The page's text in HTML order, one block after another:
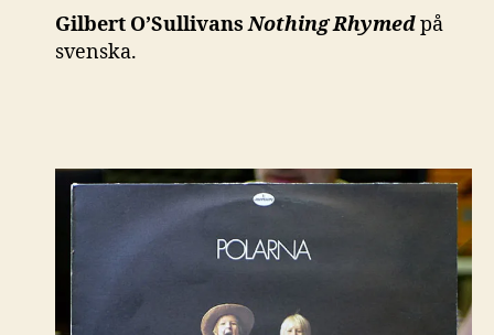
Gilbert O’SullivansNothing Rhymedpå
svenska.